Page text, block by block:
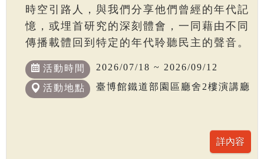
時空引路人，與我們分享他們曾經的年代記
憶，或埋首研究的深刻體會，一同藉由不同
傳播載體回到特定的年代聆聽民主的聲音。
活動時間 2026/07/18 ~ 2026/09/12
活動地點 臺博館鐵道部園區廳舍2樓演講廳